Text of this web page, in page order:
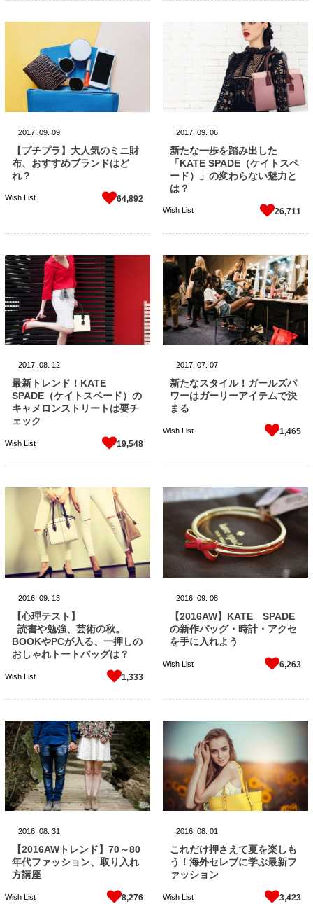
2017. 09. 09
【プチプラ】大人気のミニ財
布、おすすめブランドはど
れ？
64,892
Wish List
2017. 09. 06
新たな一歩を踏み出した
「KATE SPADE（ケイトスペ
ード）」の変わらない魅力と
は？
26,711
Wish List
2017. 08. 12
最新トレンド！KATE
SPADE（ケイトスペード）の
キャメロンストリートは要チ
ェック
19,548
Wish List
2017. 07. 07
新たなスタイル！ガールズパ
ワーはガーリーアイテムで決
まる
1,465
Wish List
2016. 09. 13
【心理テスト】
読書や勉強、芸術の秋。
BOOKやPCが入る、一押しの
おしゃれトートバッグは？
1,333
Wish List
2016. 09. 08
【2016AW】KATE SPADE
の新作バッグ・時計・アクセ
を手に入れよう
6,263
Wish List
2016. 08. 31
【2016AWトレンド】70～80
年代ファッション、取り入れ
方講座
8,276
Wish List
2016. 08. 01
これだけ押さえて夏を楽しも
う！海外セレブに学ぶ最新フ
ァッション
3,423
Wish List